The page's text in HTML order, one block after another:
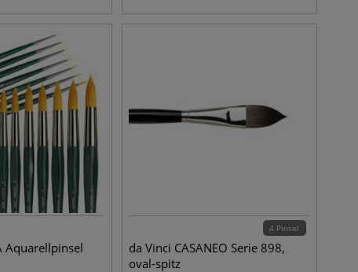
Aquarellpinsel
4 Pinsel
da Vinci CASANEO Serie 898,
oval-spitz